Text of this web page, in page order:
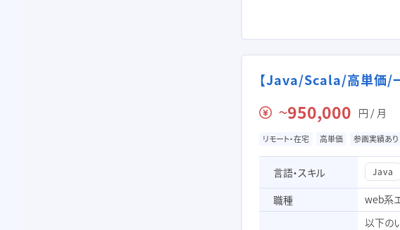
【Java/Scala/高単価/
〜950,000 円 / 月
リモート・在宅 高単価 参画実績あり
言語・スキル Java
職種 web系
以下の